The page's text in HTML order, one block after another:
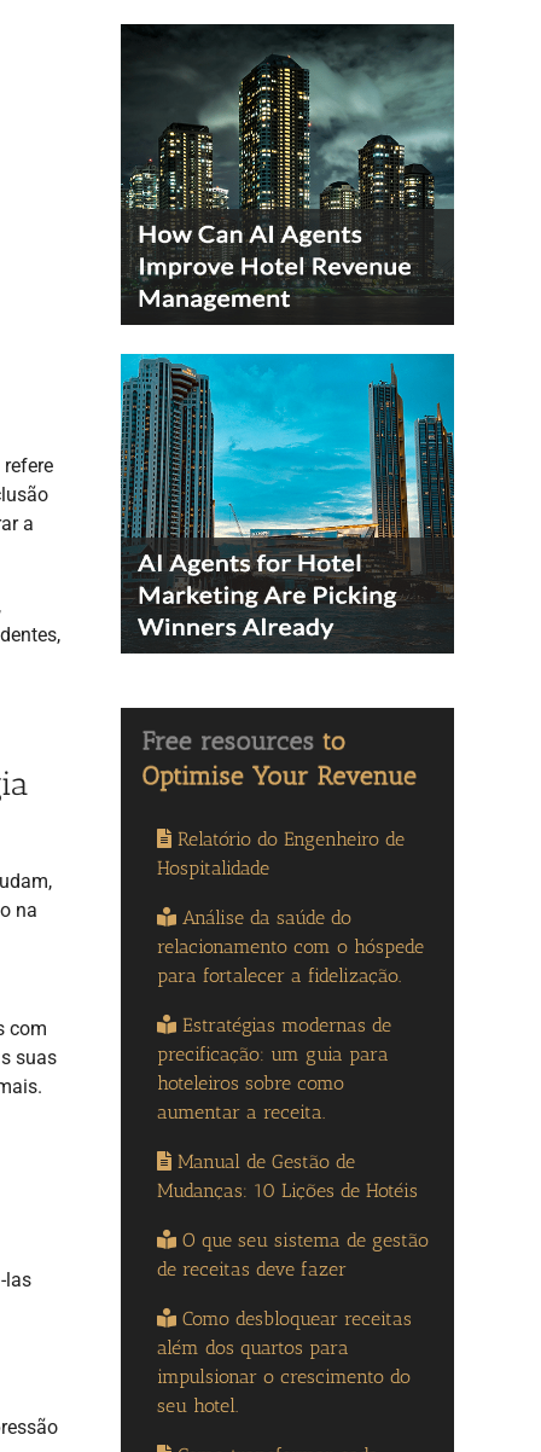
a
na
com
suas
las
Relatório do Engenheiro de
Hospitalidade
Análise da saúde do
relacionamento com o hóspede
para fortalecer a fidelização.
Estratégias modernas de
precificação: um guia para
hoteleiros sobre como
aumentar a receita.
Manual de Gestão de
Mudanças: 10 Lições de Hotéis
O que seu sistema de gestão
de receitas deve fazer
Como desbloquear receitas
além dos quartos para
impulsionar o crescimento do
seu hotel.